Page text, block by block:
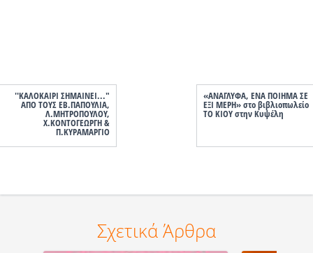
''ΚΑΛΟΚΑΙΡΙ ΣΗΜΑΙΝΕΙ..."
ΑΠΟ ΤΟΥΣ ΕΒ.ΠΑΠΟΥΛΙΑ,
Λ.ΜΗΤΡΟΠΟΥΛΟΥ,
Χ.ΚΟΝΤΟΓΕΩΡΓΗ &
Π.ΚΥΡΑΜΑΡΓΙΟ
«ΑΝΑΓΛΥΦΑ, ΕΝΑ ΠΟΙΗΜΑ ΣΕ
ΕΞΙ ΜΕΡΗ» στο βιβλιοπωλείο
ΤΟ ΚΙΟΥ στην Κυψέλη
Σχετικά Άρθρα